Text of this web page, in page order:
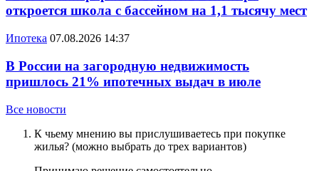
откроется школа с бассейном на 1,1 тысячу мест
Ипотека 07.08.2026 14:37
В России на загородную недвижимость
пришлось 21% ипотечных выдач в июле
Все новости
К чьему мнению вы прислушиваетесь при покупке
жилья? (можно выбрать до трех вариантов)